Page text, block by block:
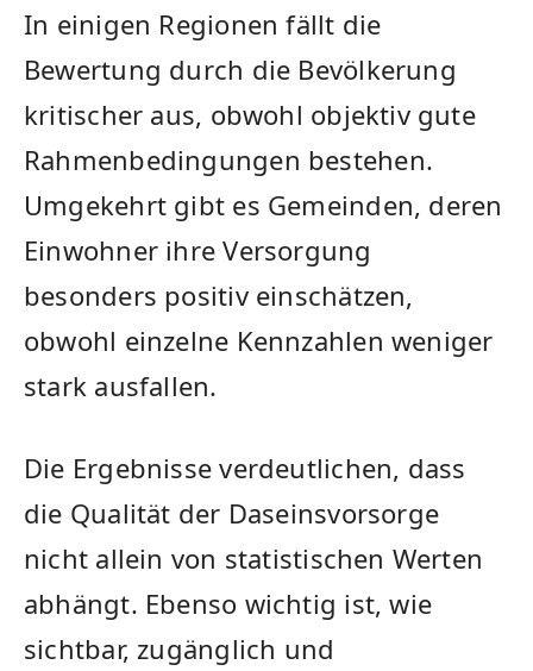
In einigen Regionen fällt die
Bewertung durch die Bevölkerung
kritischer aus, obwohl objektiv gute
Rahmenbedingungen bestehen.
Umgekehrt gibt es Gemeinden, deren
Einwohner ihre Versorgung
besonders positiv einschätzen,
obwohl einzelne Kennzahlen weniger
stark ausfallen.
Die Ergebnisse verdeutlichen, dass
die Qualität der Daseinsvorsorge
nicht allein von statistischen Werten
abhängt. Ebenso wichtig ist, wie
sichtbar, zugänglich und